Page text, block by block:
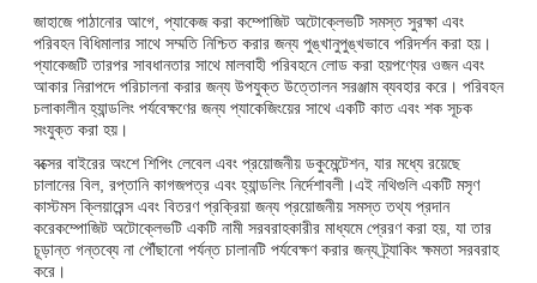
জাহাজে পাঠানোর আগে, প্যাকেজ করা কম্পোজিট অটোক্লেভটি সমস্ত সুরক্ষা এবং
পরিবহন বিধিমালার সাথে সম্মতি নিশ্চিত করার জন্য পুঙ্খানুপুঙ্খভাবে পরিদর্শন করা হয়।
প্যাকেজটি তারপর সাবধানতার সাথে মালবাহী পরিবহনে লোড করা হয়পণ্যের ওজন এবং
আকার নিরাপদে পরিচালনা করার জন্য উপযুক্ত উত্তোলন সরঞ্জাম ব্যবহার করে। পরিবহন
চলাকালীন হ্যান্ডলিং পর্যবেক্ষণের জন্য প্যাকেজিংয়ের সাথে একটি কাত এবং শক সূচক
সংযুক্ত করা হয়।
বক্সের বাইরের অংশে শিপিং লেবেল এবং প্রয়োজনীয় ডকুমেন্টেশন, যার মধ্যে রয়েছে
চালানের বিল, রপ্তানি কাগজপত্র এবং হ্যান্ডলিং নির্দেশাবলী।এই নথিগুলি একটি মসৃণ
কাস্টমস ক্লিয়ারেন্স এবং বিতরণ প্রক্রিয়া জন্য প্রয়োজনীয় সমস্ত তথ্য প্রদান
করেকম্পোজিট অটোক্লেভটি একটি নামী সরবরাহকারীর মাধ্যমে প্রেরণ করা হয়, যা তার
চূড়ান্ত গন্তব্যে না পৌঁছানো পর্যন্ত চালানটি পর্যবেক্ষণ করার জন্য ট্র্যাকিং ক্ষমতা সরবরাহ
করে।